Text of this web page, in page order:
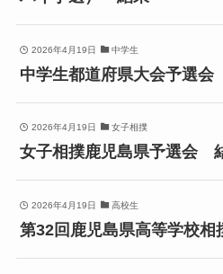
2026年4月19日 中学生
中学生都道府県大会予選
2026年4月19日 女子相撲
女子相撲鹿児島県予選会
2026年4月19日 高校生
第32回鹿児島県高等学校